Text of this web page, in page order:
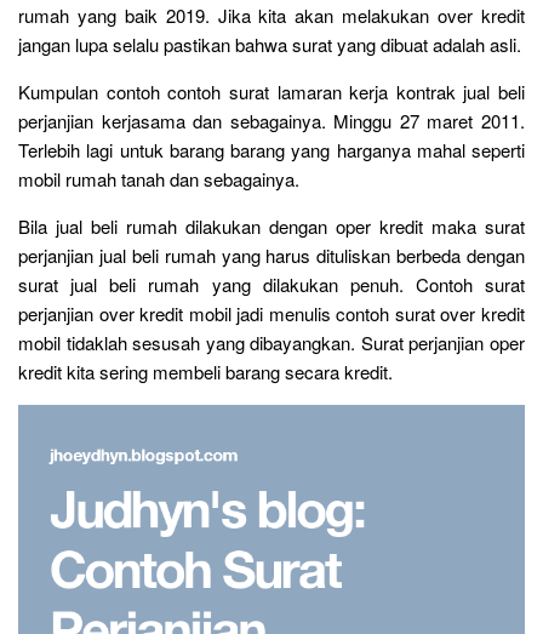
rumah yang baik 2019. Jika kita akan melakukan over kredit
jangan lupa selalu pastikan bahwa surat yang dibuat adalah asli.
Kumpulan contoh contoh surat lamaran kerja kontrak jual beli
perjanjian kerjasama dan sebagainya. Minggu 27 maret 2011.
Terlebih lagi untuk barang barang yang harganya mahal seperti
mobil rumah tanah dan sebagainya.
Bila jual beli rumah dilakukan dengan oper kredit maka surat
perjanjian jual beli rumah yang harus dituliskan berbeda dengan
surat jual beli rumah yang dilakukan penuh. Contoh surat
perjanjian over kredit mobil jadi menulis contoh surat over kredit
mobil tidaklah sesusah yang dibayangkan. Surat perjanjian oper
kredit kita sering membeli barang secara kredit.